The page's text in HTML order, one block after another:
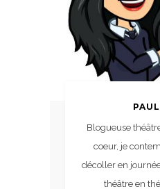
Blogueuse
coeur, je
décoller en
théâtre en